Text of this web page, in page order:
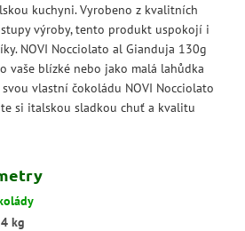
kuchyni. Vyrobeno z kvalitních
výroby, tento produkt uspokojí i
NOVI Nocciolato al Gianduja 130g
vaše blízké nebo jako malá lahůdka
vlastní čokoládu NOVI Nocciolato
si italskou sladkou chuť a kvalitu
kg